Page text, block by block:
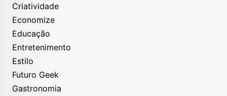
Criatividade
Economize
Educação
Entretenimento
Estilo
Futuro Geek
Gastronomia